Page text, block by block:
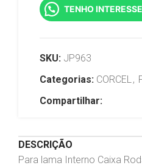
TENHO INTERESSE
SKU: JP963
Categorias: CORCEL,
Compartilhar:
DESCRIÇÃO
Para lama Interno Caixa